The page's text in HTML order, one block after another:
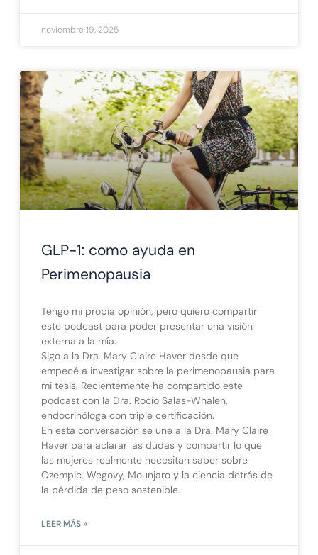
noviembre 19, 2025
GLP-1: como ayuda en
Perimenopausia
Tengo mi propia opinión, pero quiero compartir
este podcast para poder presentar una visión
externa a la mía.
Sigo a la Dra. Mary Claire Haver desde que
empecé a investigar sobre la perimenopausia para
mi tesis. Recientemente ha compartido este
podcast con la Dra. Rocío Salas-Whalen,
endocrinóloga con triple certificación.
En esta conversación se une a la Dra. Mary Claire
Haver para aclarar las dudas y compartir lo que
las mujeres realmente necesitan saber sobre
Ozempic, Wegovy, Mounjaro y la ciencia detrás de
la pérdida de peso sostenible.
LEER MÁS »